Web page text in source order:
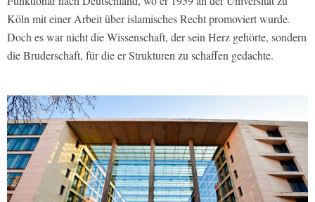
Köln mit einer Arbeit über islamisches Recht promoviert wurde.
Doch es war nicht die Wissenschaft, der sein Herz gehörte, sondern
die Bruderschaft, für die er Strukturen zu schaffen gedachte.